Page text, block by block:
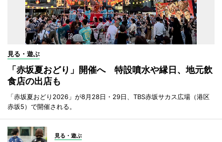
見る・遊ぶ
「赤坂夏おどり」開催へ 特設噴水や縁日、地元飲
食店の出店も
「赤坂夏おどり2026」が8月28日・29日、TBS赤坂サカス広場（港区
赤坂5）で開催される。
見る・遊ぶ